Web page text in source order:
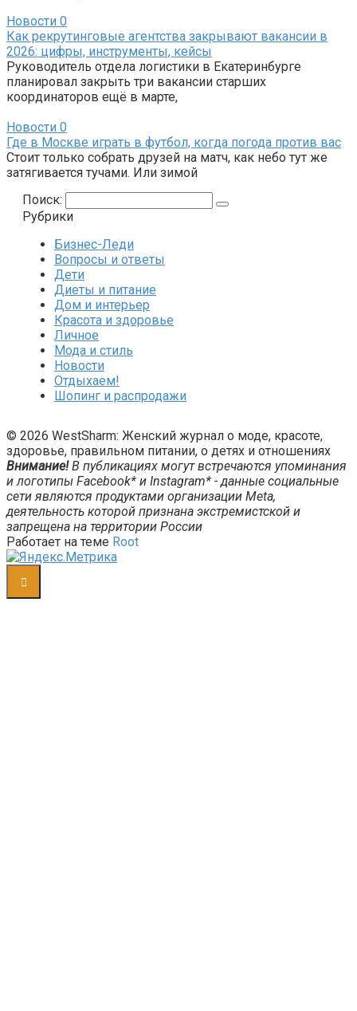
Новости 0
Как рекрутинговые агентства закрывают вакансии в
2026: цифры, инструменты, кейсы
Руководитель отдела логистики в Екатеринбурге
планировал закрыть три вакансии старших
координаторов ещё в марте,
Новости 0
Где в Москве играть в футбол, когда погода против вас
Стоит только собрать друзей на матч, как небо тут же
затягивается тучами. Или зимой
Поиск:
Рубрики
Бизнес-Леди
Вопросы и ответы
Дети
Диеты и питание
Дом и интерьер
Красота и здоровье
Личное
Мода и стиль
Новости
Отдыхаем!
Шопинг и распродажи
© 2026 WestSharm: Женский журнал о моде, красоте,
здоровье, правильном питании, о детях и отношениях
Внимание!В публикациях могут встречаются упоминания
и логотипы Facebook* и Instagram* - данные социальные
сети являются продуктами организации Meta,
деятельность которой признана экстремистской и
запрещена на территории России
Работает на теме Root